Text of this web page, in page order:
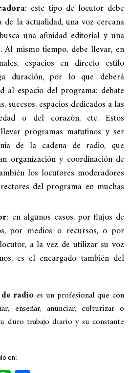
: este tipo de locutor debe
de la actualidad, una voz cercana
una afinidad editorial y una
Al mismo tiempo, debe llevar, en
espacios en directo estilo
duración, por lo que deberá
al espacio del programa: debate
sucesos, espacios dedicados a las
o del corazón, etc. Estos
programas matutinos y ser
de la cadena de radio, que
organización y coordinación de
los locutores moderadores
del programa en muchas
: en algunos casos, por flujos de
por medios o recursos, o por
a la vez de utilizar su voz
es el encargado también del
radio es un profesional que con
enseñar, anunciar, culturizar o
duro trabajo diario y su constante
en: